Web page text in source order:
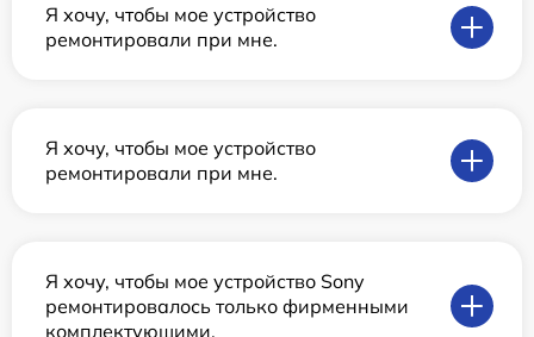
Я хочу, чтобы мое устройство
ремонтировали при мне.
Я хочу, чтобы мое устройство
ремонтировали при мне.
Я хочу, чтобы мое устройство Sony
ремонтировалось только фирменными
комплектующими.